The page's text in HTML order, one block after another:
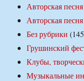
Авторская
Авторская
Без рубрики
Грушинский
Клубы,
Музыкальные